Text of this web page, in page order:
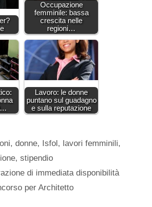
Occupazione
femminile: bassa
crescita nelle
regioni…
Lavoro: le donne
puntano sul guadagno
e sulla reputazione
,donne, Isfol , lavori femminili,
, stipendio
di immediata disponibilità
per Architetto